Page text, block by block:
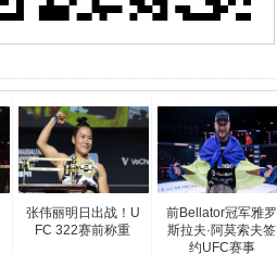
张伟丽明日出战！U
FC 322赛前称重
前Bellator冠军雅罗
斯拉夫·阿莫索夫签
约UFC赛事